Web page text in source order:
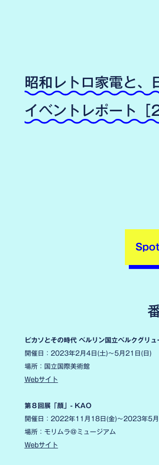
昭和レトロ家電と、
イベントレポート
ピカソとその時代 ベルリン国立ベルクグリ
開催日：2023年2月4日(土)～5月21日(日)
場所：国立国際美術館
Webサイト
第８回展「顔」- KAO
開催日：2022年11月18日(金)～2023年5
場所：モリムラ＠ミュージアム
Webサイト